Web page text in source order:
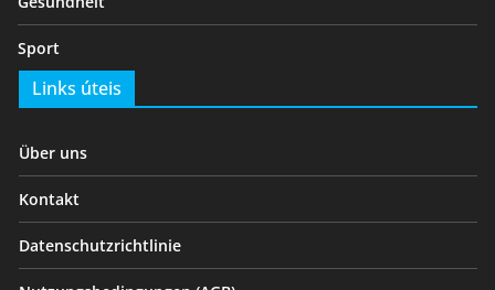
Sport
Links úteis
Über uns
Kontakt
Datenschutzrichtlinie